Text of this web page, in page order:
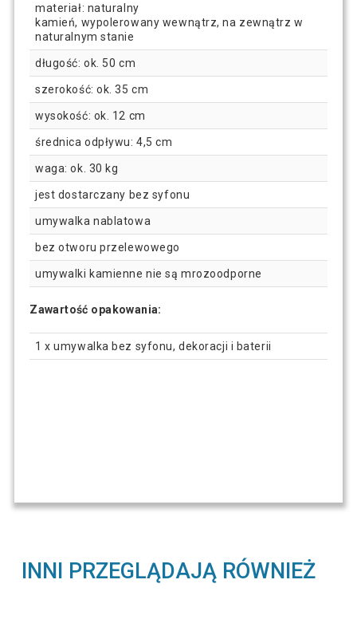
materiał: naturalny
kamień, wypolerowany wewnątrz, na zewnątrz w
naturalnym stanie
długość: ok. 50 cm
szerokość: ok. 35 cm
wysokość: ok. 12 cm
średnica odpływu: 4,5 cm
waga: ok. 30 kg
jest dostarczany bez syfonu
umywalka nablatowa
bez otworu przelewowego
umywalki kamienne nie są mrozoodporne
Zawartość opakowania:
1 x umywalka bez syfonu, dekoracji i baterii
INNI PRZEGLĄDAJĄ RÓWNIEŻ